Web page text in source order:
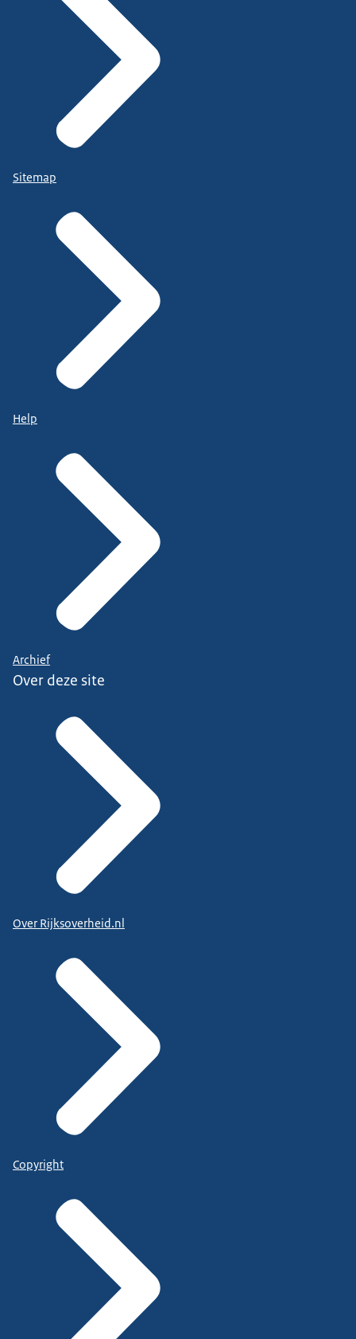
Sitemap
Help
Archief
Over deze site
Over Rijksoverheid.nl
Copyright